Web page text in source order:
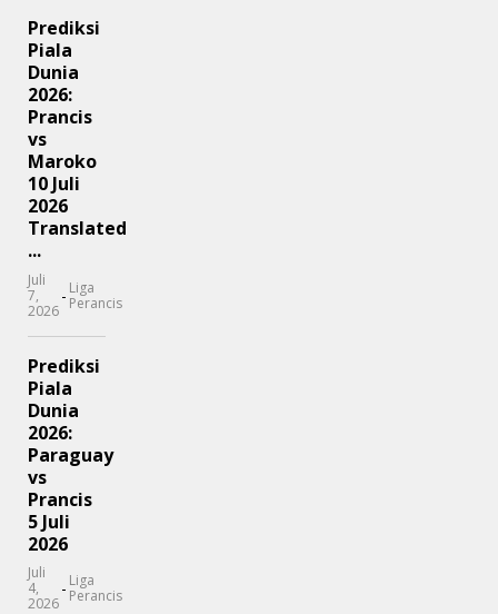
Prediksi
Piala
Dunia
2026:
Prancis
vs
Maroko
10 Juli
2026
Translated
...
Juli
7,
2026
- Liga
Perancis
Prediksi
Piala
Dunia
2026:
Paraguay
vs
Prancis
5 Juli
2026
Juli
4,
2026
- Liga
Perancis